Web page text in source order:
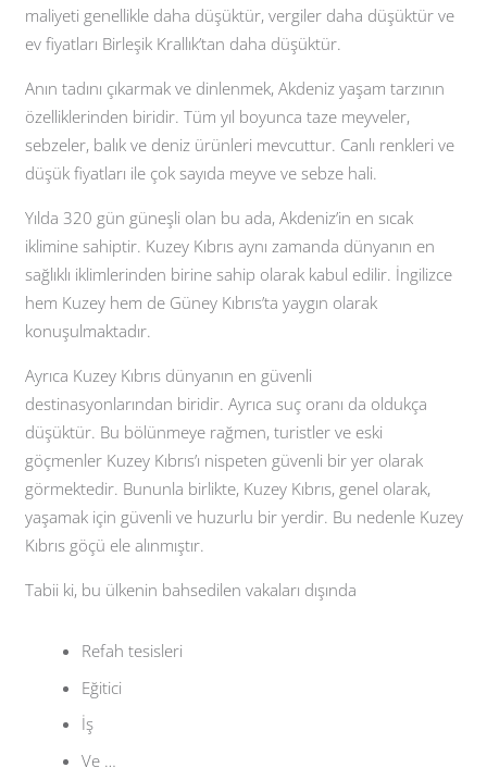
maliyeti genellikle daha düşüktür, vergiler daha düşüktür ve
ev fiyatları Birleşik Krallık’tan daha düşüktür.
Anın tadını çıkarmak ve dinlenmek, Akdeniz yaşam tarzının
özelliklerinden biridir. Tüm yıl boyunca taze meyveler,
sebzeler, balık ve deniz ürünleri mevcuttur. Canlı renkleri ve
düşük fiyatları ile çok sayıda meyve ve sebze hali.
Yılda 320 gün güneşli olan bu ada, Akdeniz’in en sıcak
iklimine sahiptir. Kuzey Kıbrıs aynı zamanda dünyanın en
sağlıklı iklimlerinden birine sahip olarak kabul edilir. İngilizce
hem Kuzey hem de Güney Kıbrıs’ta yaygın olarak
konuşulmaktadır.
Ayrıca Kuzey Kıbrıs dünyanın en güvenli
destinasyonlarından biridir. Ayrıca suç oranı da oldukça
düşüktür. Bu bölünmeye rağmen, turistler ve eski
göçmenler Kuzey Kıbrıs’ı nispeten güvenli bir yer olarak
görmektedir. Bununla birlikte, Kuzey Kıbrıs, genel olarak,
yaşamak için güvenli ve huzurlu bir yerdir. Bu nedenle Kuzey
Kıbrıs göçü ele alınmıştır.
Tabii ki, bu ülkenin bahsedilen vakaları dışında
Refah tesisleri
Eğitici
İş
Ve …